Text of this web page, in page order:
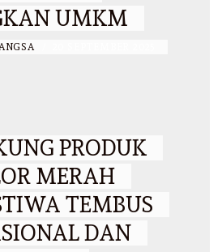
UMKM
PRODUK
MERAH
TEMBUS
DAN